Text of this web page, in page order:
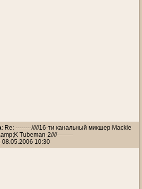
: Re: --------/////16-ти канальный микшер Mackie
Tubeman-2////--------
08.05.2006 10:30